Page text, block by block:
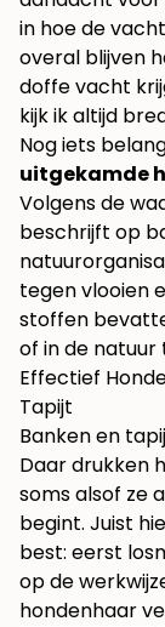
in hoe de
overal blijven
doffe vacht
kijk ik altijd
Nog iets
uitgekamde
Volgensde
beschrijft op
tegen vlooien
stoffen
of in de natuur
Effectief
Tapijt
Banken en
Daar drukken
soms alsof ze
begint. Juist
best: eerst
op de
hondenhaar